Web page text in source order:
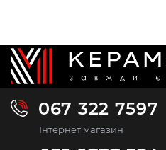
067 322 7597
Інтернет магазин